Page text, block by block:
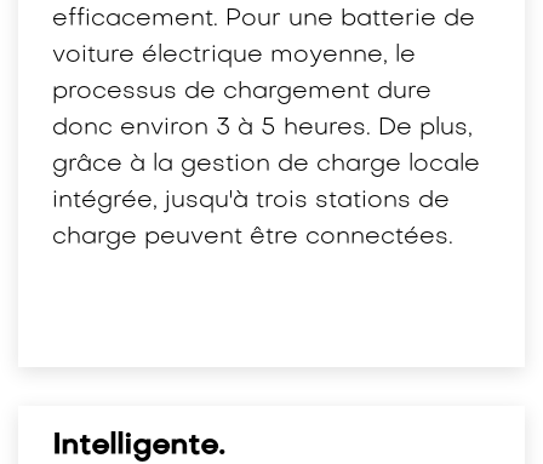
efficacement. Pour une batterie de
voiture électrique moyenne, le
processus de chargement dure
donc environ 3 à 5 heures. De plus,
grâce à la gestion de charge locale
intégrée, jusqu'à trois stations de
charge peuvent être connectées.
Intelligente.